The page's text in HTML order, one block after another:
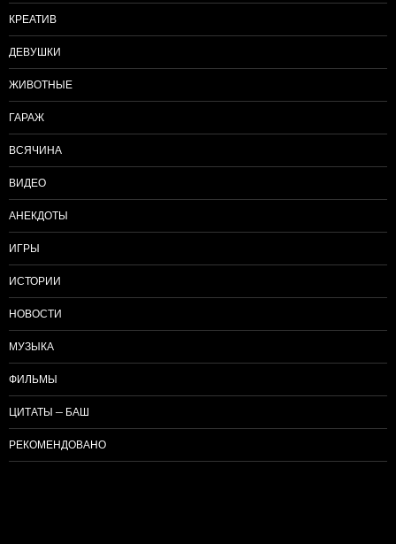
КРЕАТИВ
ДЕВУШКИ
ЖИВОТНЫЕ
ГАРАЖ
ВСЯЧИНА
ВИДЕО
АНЕКДОТЫ
ИГРЫ
ИСТОРИИ
НОВОСТИ
МУЗЫКА
ФИЛЬМЫ
ЦИТАТЫ — БАШ
РЕКОМЕНДОВАНО